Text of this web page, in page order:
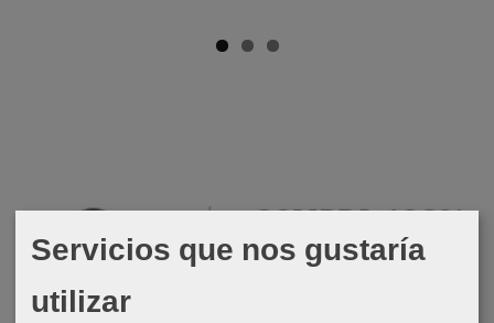
Servicios que nos gustaría
utilizar